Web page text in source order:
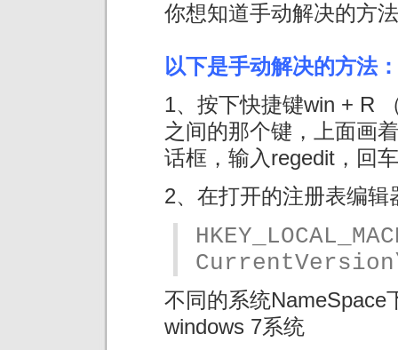
你想知道手动解决的方
以下是手动解决的方法：
1、按下快捷键win + R
之间的那个键，上面画
话框，输入regedit，回车
2、在打开的注册表编辑
不同的系统NameSpace
windows 7系统